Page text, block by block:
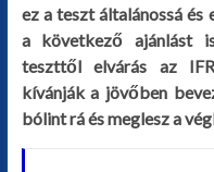
ez a teszt általánossá
a következő ajánlást
teszttől elvárás az
kívánják a jövőben
bólint rá és meglesz a